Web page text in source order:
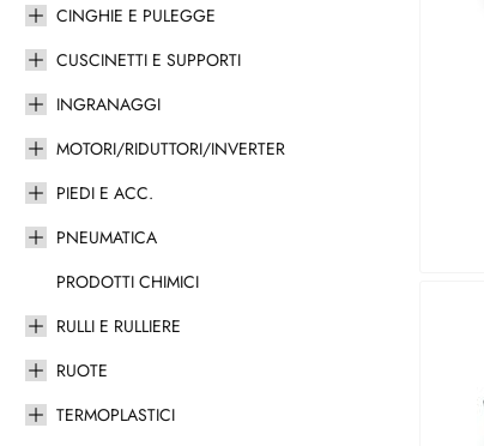
CINGHIE E PULEGGE
CUSCINETTI E SUPPORTI
INGRANAGGI
MOTORI/RIDUTTORI/INVERTER
PIEDI E ACC.
PNEUMATICA
PRODOTTI CHIMICI
RULLI E RULLIERE
RUOTE
TERMOPLASTICI